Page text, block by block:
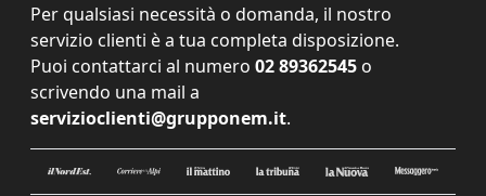
Per qualsiasi necessità o domanda, il nostro
servizio clienti è a tua completa disposizione.
Puoi contattarci al numero 02 89362545 o
scrivendo una mail a
servizioclienti@grupponem.it.